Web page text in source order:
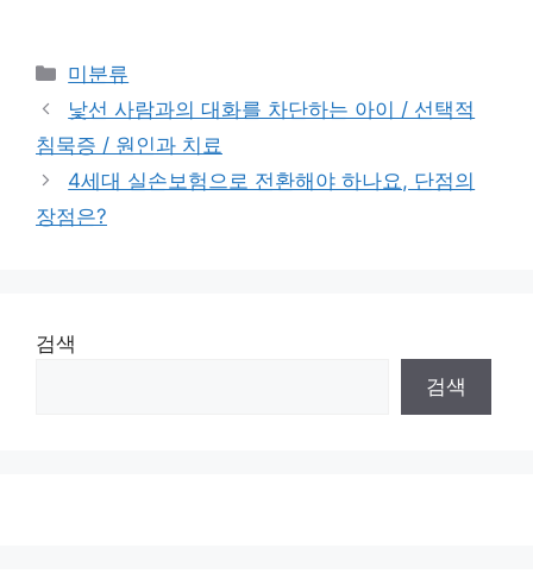
Categories
미분류
낯선 사람과의 대화를 차단하는 아이 / 선택적
침묵증 / 원인과 치료
4세대 실손보험으로 전환해야 하나요, 단점의
장점은?
검색
검색